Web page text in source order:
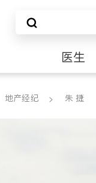
医生
地产经纪 朱 捷